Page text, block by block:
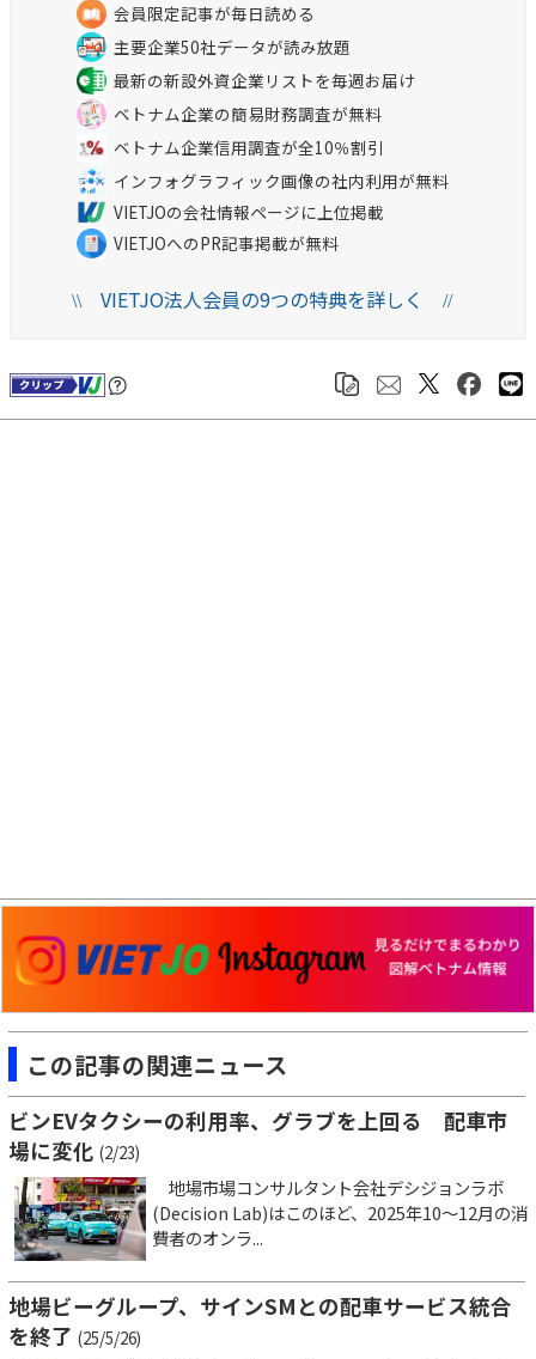
会員限定記事が毎日読める
主要企業50社データが読み放題
最新の新設外資企業リストを毎週お届け
ベトナム企業の簡易財務調査が無料
ベトナム企業信用調査が全10％割引
インフォグラフィック画像の社内利用が無料
VIETJOの会社情報ページに上位掲載
VIETJOへのPR記事掲載が無料
\\VIETJO法人会員の9つの特典を詳しく //
この記事の関連ニュース
ビンEVタクシーの利用率、グラブを上回る 配車市
場に変化 (2/23)
地場市場コンサルタント会社デシジョンラボ
(Decision Lab)はこのほど、2025年10～12月の消
費者のオンラ...
地場ビーグループ、サインSMとの配車サービス統合
を終了 (25/5/26)